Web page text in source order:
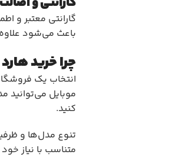
گارانتی معتبر و
باعث می‌شود
چرا خرید
انتخاب یک
موبایل می‌توانید
کنید.
متناسب با نیاز